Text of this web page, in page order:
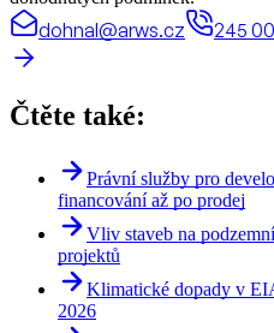
dohnal@arws.cz 245
Čtěte také:
Právní služby pro
financování až po prodej
Vliv staveb na
projektů
Klimatické dopady v
2026